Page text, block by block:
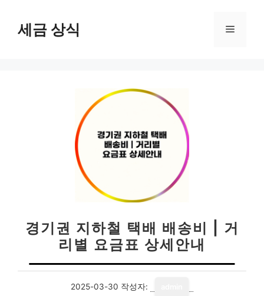
세금 상식 메
경기권 지하철 택배 배송비 | 거
리별 요금표 상세안내
2025-03-30 작성자: